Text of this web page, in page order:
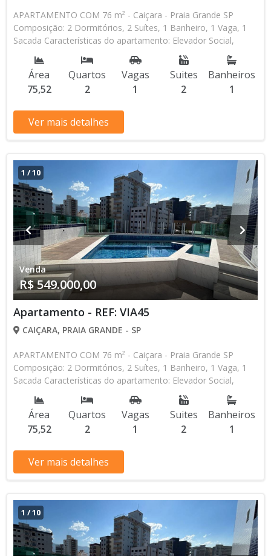
APARTAMENTO COM 76 m² - Caiçara - Praia Grande SP
Composição: 2 Dormitórios, 2 Suítes, 1 Banheiro, 1 Vaga, 1
Sacada Características do apartamento: Elevador Social,
Elevador de Serviço, Piscina, Sauna, Salão de Jogos, Salão de
Festas, Espaço Kids, Espaço Gourmet, Academia Aceita
Financiamento Bancário * Os valores e disponibilidade podem
ser alterados sem prévio aviso. Favor verificar entrando em
Área
75,52
Quartos
2
Vagas
1
Suites
2
Banheiros
1
Ver mais detalhes
1 /10
Venda
R$ 549.000,00
Apartamento - REF: VIA45
CAIÇARA, PRAIA GRANDE - SP
APARTAMENTO COM 76 m² - Caiçara - Praia Grande SP
Composição: 2 Dormitórios, 2 Suítes, 1 Banheiro, 1 Vaga, 1
Sacada Características do apartamento: Elevador Social,
Elevador de Serviço, Piscina, Sauna, Salão de Jogos, Salão de
Festas, Espaço Kids, Espaço Gourmet, Academia Aceita
Financiamento Bancário * Os valores e disponibilidade podem
ser alterados sem prévio aviso. Favor verificar entrando em
Área
75,52
Quartos
2
Vagas
1
Suites
2
Banheiros
1
Ver mais detalhes
1 /10